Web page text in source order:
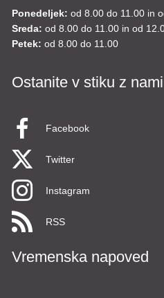
Ponedeljek: od 8.00 do 11.00 in
Sreda: od 8.00 do 11.00 in od
Petek: od 8.00 do 11.00
Ostanite v stiku z nami
Facebook
Twitter
Instagram
RSS
Vremenska napoved